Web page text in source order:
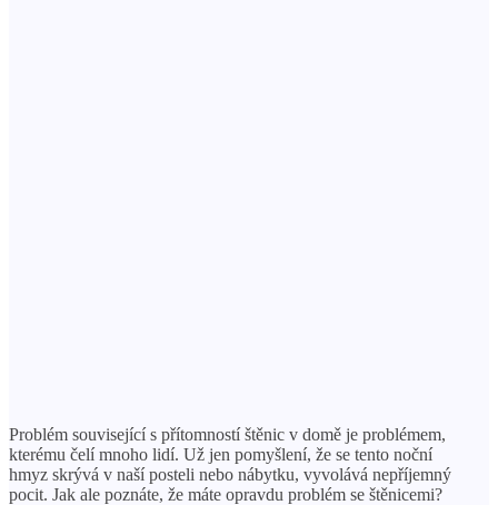
Problém související s přítomností štěnic v domě je problémem,
kterému čelí mnoho lidí. Už jen pomyšlení, že se tento noční
hmyz skrývá v naší posteli nebo nábytku, vyvolává nepříjemný
pocit. Jak ale poznáte, že máte opravdu problém se štěnicemi?